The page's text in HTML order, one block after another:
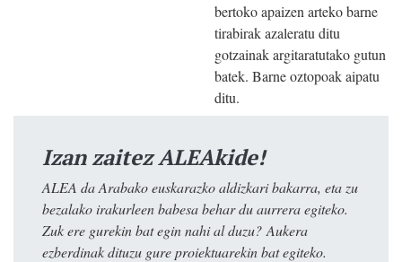
bertoko apaizen arteko barne
tirabirak azaleratu ditu
gotzainak argitaratutako gutun
batek. Barne oztopoak aipatu
ditu.
Izan zaitez ALEAkide!
ALEA da Arabako euskarazko aldizkari bakarra, eta zu
bezalako irakurleen babesa behar du aurrera egiteko.
Zuk ere gurekin bat egin nahi al duzu? Aukera
ezberdinak dituzu gure proiektuarekin bat egiteko.